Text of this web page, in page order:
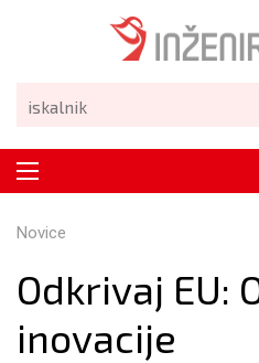
Novice
Odkrivaj EU:
inovacije